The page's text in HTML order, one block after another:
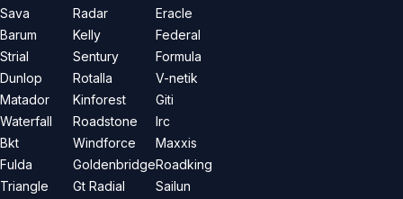
Sava
Barum
Strial
Dunlop
Matador
Waterfall
Bkt
Fulda
Triangle
Radar
Kelly
Sentury
Rotalla
Kinforest
Roadstone
Windforce
Goldenbridge
Gt Radial
Eracle
Federal
Formula
V-netik
Giti
Irc
Maxxis
Roadking
Sailun